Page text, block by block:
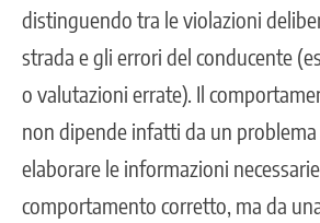
distinguendo tra le violazioni
strada e gli errori del conducente
o valutazioni errate). Il
non dipende infatti da un problema
elaborare le informazioni
comportamento corretto, ma da